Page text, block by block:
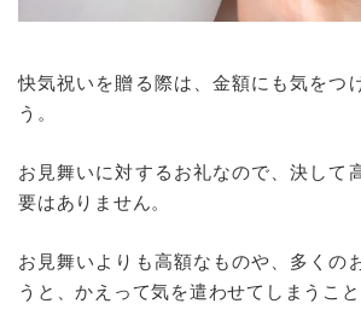
快気祝いを贈る際は、金額にも気をつ
う。
お見舞いに対するお礼なので、決して
要はありません。
お見舞いよりも高額なものや、多くの
うと、かえって気を遣わせてしまうこと